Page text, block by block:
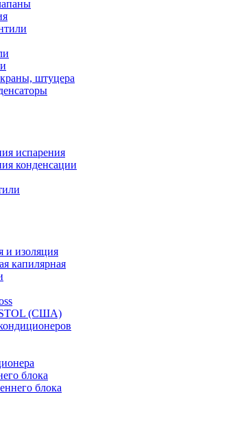
штуцера
испарения
конденсации
и изоляция
капилярная
(США)
блока
блока